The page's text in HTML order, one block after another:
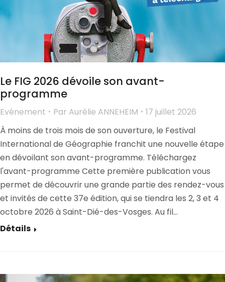
Le FIG 2026 dévoile son avant-
programme
Evénement Par Aurélie ANNEHEIM
17 juillet 2026
À moins de trois mois de son ouverture, le Festival
International de Géographie franchit une nouvelle étape
en dévoilant son avant-programme. Téléchargez
l'avant-programme Cette première publication vous
permet de découvrir une grande partie des rendez-vous
et invités de cette 37e édition, qui se tiendra les 2, 3 et 4
octobre 2026 à Saint-Dié-des-Vosges. Au fil…
Détails